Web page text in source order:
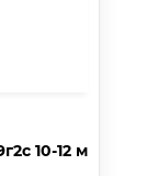
10-12 м